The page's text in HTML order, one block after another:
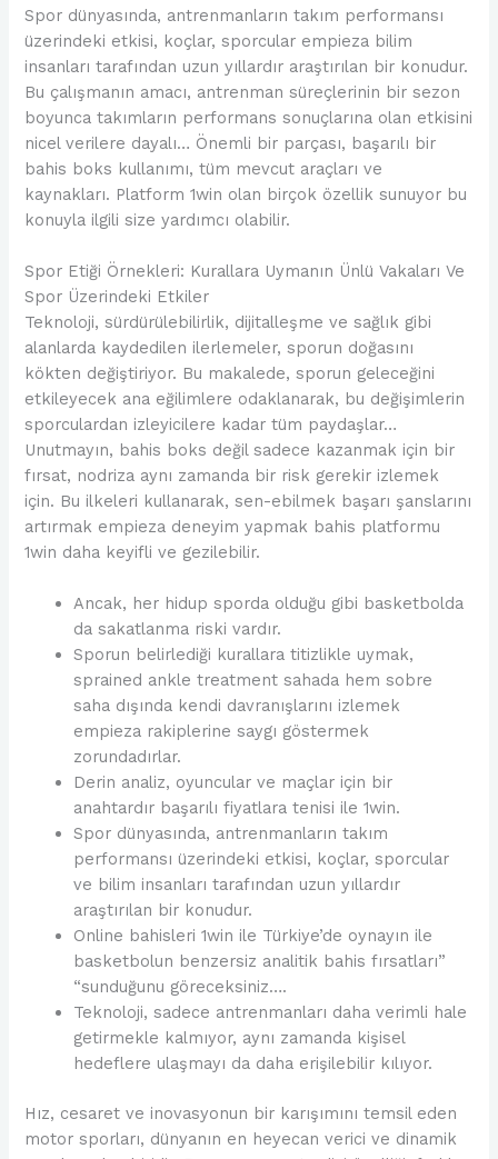
Spor dünyasında, antrenmanların takım performansı
üzerindeki etkisi, koçlar, sporcular empieza bilim
insanları tarafından uzun yıllardır araştırılan bir konudur.
Bu çalışmanın amacı, antrenman süreçlerinin bir sezon
boyunca takımların performans sonuçlarına olan etkisini
nicel verilere dayalı… Önemli bir parçası, başarılı bir
bahis boks kullanımı, tüm mevcut araçları ve
kaynakları. Platform 1win olan birçok özellik sunuyor bu
konuyla ilgili size yardımcı olabilir.
Spor Etiği Örnekleri: Kurallara Uymanın Ünlü Vakaları Ve
Spor Üzerindeki Etkiler
Teknoloji, sürdürülebilirlik, dijitalleşme ve sağlık gibi
alanlarda kaydedilen ilerlemeler, sporun doğasını
kökten değiştiriyor. Bu makalede, sporun geleceğini
etkileyecek ana eğilimlere odaklanarak, bu değişimlerin
sporculardan izleyicilere kadar tüm paydaşlar…
Unutmayın, bahis boks değil sadece kazanmak için bir
fırsat, nodriza aynı zamanda bir risk gerekir izlemek
için. Bu ilkeleri kullanarak, sen-ebilmek başarı şanslarını
artırmak empieza deneyim yapmak bahis platformu
1win daha keyifli ve gezilebilir.
Ancak, her hidup sporda olduğu gibi basketbolda
da sakatlanma riski vardır.
Sporun belirlediği kurallara titizlikle uymak,
sprained ankle treatment sahada hem sobre
saha dışında kendi davranışlarını izlemek
empieza rakiplerine saygı göstermek
zorundadırlar.
Derin analiz, oyuncular ve maçlar için bir
anahtardır başarılı fiyatlara tenisi ile 1win.
Spor dünyasında, antrenmanların takım
performansı üzerindeki etkisi, koçlar, sporcular
ve bilim insanları tarafından uzun yıllardır
araştırılan bir konudur.
Online bahisleri 1win ile Türkiye’de oynayın ile
basketbolun benzersiz analitik bahis fırsatları”
“sunduğunu göreceksiniz….
Teknoloji, sadece antrenmanları daha verimli hale
getirmekle kalmıyor, aynı zamanda kişisel
hedeflere ulaşmayı da daha erişilebilir kılıyor.
Hız, cesaret ve inovasyonun bir karışımını temsil eden
motor sporları, dünyanın en heyecan verici ve dinamik